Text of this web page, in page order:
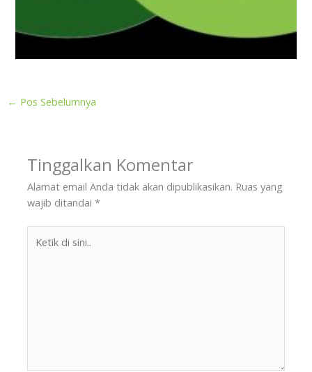
← Pos Sebelumnya
Tinggalkan Komentar
Alamat email Anda tidak akan dipublikasikan. Ruas yang
wajib ditandai*